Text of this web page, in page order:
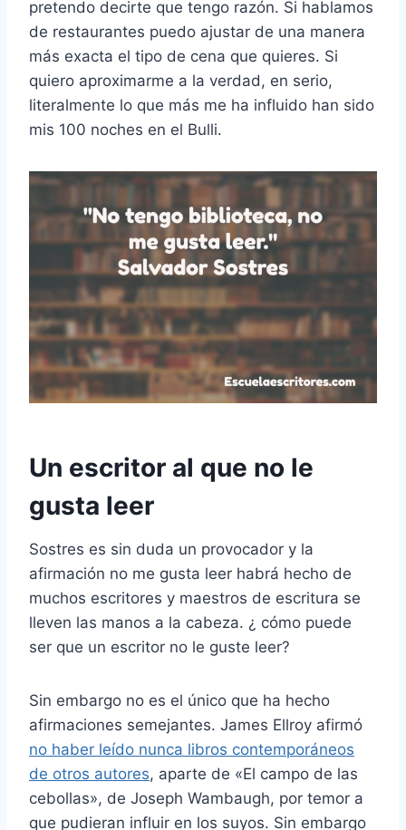
pretendo decirte que tengo razón. Si hablamos
de restaurantes puedo ajustar de una manera
más exacta el tipo de cena que quieres. Si
quiero aproximarme a la verdad, en serio,
literalmente lo que más me ha influido han sido
mis 100 noches en el Bulli.
Un escritor al que no le
gusta leer
Sostres es sin duda un provocador y la
afirmación no me gusta leer habrá hecho de
muchos escritores y maestros de escritura se
lleven las manos a la cabeza. ¿ cómo puede
ser que un escritor no le guste leer?
Sin embargo no es el único que ha hecho
afirmaciones semejantes. James Ellroy afirmó
no haber leído nunca libros contemporáneos
de otros autores, aparte de «El campo de las
cebollas», de Joseph Wambaugh, por temor a
que pudieran influir en los suyos. Sin embargo